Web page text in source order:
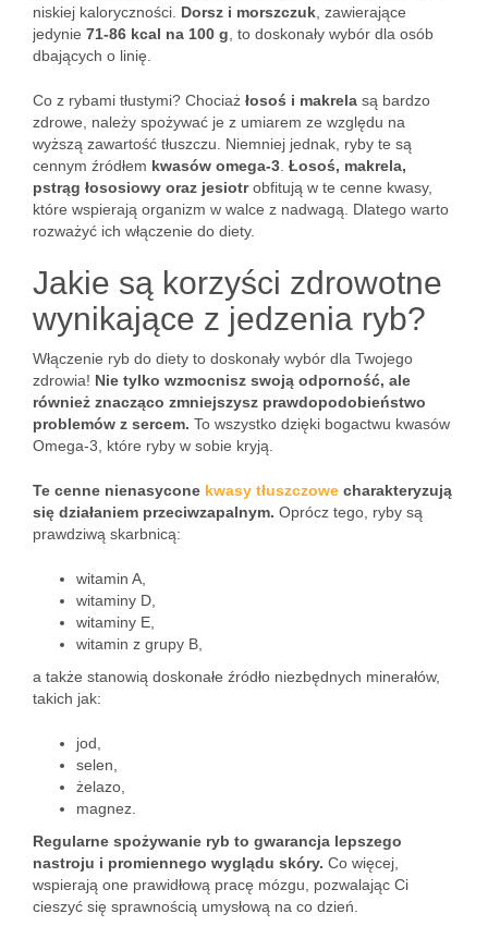
niskiej kaloryczności. Dorsz i morszczuk , zawierające
jedynie 71-86 kcal na 100 g , to doskonały wybór dla osób
dbających o linię.
Co z rybami tłustymi? Chociaż łosoś i makrela są bardzo
zdrowe, należy spożywać je z umiarem ze względu na
wyższą zawartość tłuszczu. Niemniej jednak, ryby te są
cennym źródłem kwasów omega-3 Łosoś, makrela,
pstrąg łososiowy oraz jesiotrobfitują w te cenne kwasy,
które wspierają organizm w walce z nadwagą. Dlatego warto
rozważyć ich włączenie do diety.
Jakie są korzyści zdrowotne
wynikające z jedzenia ryb?
Włączenie ryb do diety to doskonały wybór dla Twojego
zdrowia! Nie tylko wzmocnisz swoją odporność, ale
również znacząco zmniejszysz prawdopodobieństwo
problemów z sercem. To wszystko dzięki bogactwu kwasów
Omega-3, które ryby w sobie kryją.
Te cenne nienasycone kwasy tłuszczowe charakteryzują
się działaniem przeciwzapalnym. Oprócz tego, ryby są
prawdziwą skarbnicą:
witamin A,
witaminy D,
witaminy E,
witamin z grupy B,
a także stanowią doskonałe źródło niezbędnych minerałów,
takich jak:
jod,
selen,
żelazo,
magnez.
Regularne spożywanie ryb to gwarancja lepszego
nastroju i promiennego wyglądu skóry. Co więcej,
wspierają one prawidłową pracę mózgu, pozwalając Ci
cieszyć się sprawnością umysłową na co dzień.